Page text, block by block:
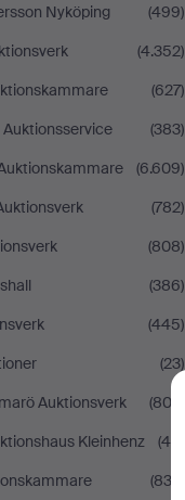
Nyköping
(499)
(4.352)
(627)
(383)
(6.609)
(782)
(808)
(386)
(445)
(23)
Auktionsverk
(802)
Kleinhenz
(46)
(832)